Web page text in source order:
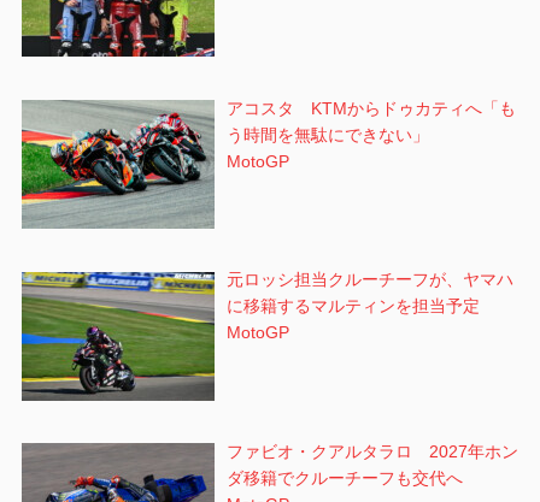
アコスタ KTMからドゥカティへ「も
う時間を無駄にできない」
MotoGP
元ロッシ担当クルーチーフが、ヤマハ
に移籍するマルティンを担当予定
MotoGP
ファビオ・クアルタラロ 2027年ホン
ダ移籍でクルーチーフも交代へ